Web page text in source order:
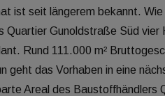
ist seit längerem bekannt. Wie
Gunoldstraße Süd vier
Rund 111.000 m²
geht das Vorhaben in eine
Areal des